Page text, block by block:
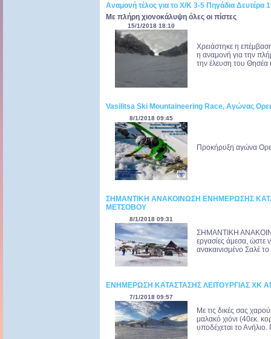
Αναμονή τέλος για το Χ/Κ 3-5 Πηγάδια Δευτέρα
Με πλήρη χιονοκάλυψη όλες οι πίστες
15/1/2018 18:10
Χρειάστηκε η
η αναμονή για την
την έλευση του Θησέα
Vasilitsa Ski Mountaineering Race, Αγώνας
8/1/2018 09:45
Προκήρυξη αγώνα
ΣΗΜΑΝΤΙΚΗ ΑΝΑΚΟΙΝΩΣΗ ΕΝΗΜΕΡΩΣΗΣ
ΜΕΤΣΟΒΟΥ
8/1/2018 09:31
ΣΗΜΑΝΤΙΚΗ
εργασίες άμεσα, ώστε
ανακαινισμένο Σαλέ
ΕΝΗΜΕΡΩΣΗ ΚΑΤΑΣΤΑΣΗΣ ΛΕΙΤΟΥΡΓΙΑΣ ΧΚ
7/1/2018 09:57
Με τις δικές σας
μαλακό χιόνι (40εκ.
υποδέχεται το